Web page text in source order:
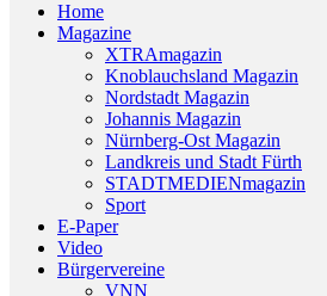
Home
Magazine
XTRAmagazin
Knoblauchsland Magazin
Nordstadt Magazin
Johannis Magazin
Nürnberg-Ost Magazin
Landkreis und Stadt Fürth
STADTMEDIENmagazin
Sport
E-Paper
Video
Bürgervereine
VNN